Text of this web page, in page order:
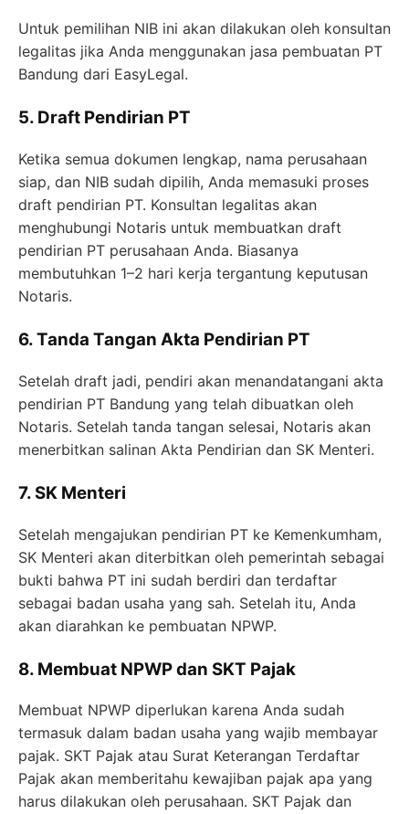
Untuk pemilihan NIB ini akan dilakukan oleh konsultan
legalitas jika Anda menggunakan jasa pembuatan PT
Bandung dari EasyLegal.
5. Draft Pendirian PT
Ketika semua dokumen lengkap, nama perusahaan
siap, dan NIB sudah dipilih, Anda memasuki proses
draft pendirian PT. Konsultan legalitas akan
menghubungi Notaris untuk membuatkan draft
pendirian PT perusahaan Anda. Biasanya
membutuhkan 1–2 hari kerja tergantung keputusan
Notaris.
6. Tanda Tangan Akta Pendirian PT
Setelah draft jadi, pendiri akan menandatangani akta
pendirian PT Bandung yang telah dibuatkan oleh
Notaris. Setelah tanda tangan selesai, Notaris akan
menerbitkan salinan Akta Pendirian dan SK Menteri.
7. SK Menteri
Setelah mengajukan pendirian PT ke Kemenkumham,
SK Menteri akan diterbitkan oleh pemerintah sebagai
bukti bahwa PT ini sudah berdiri dan terdaftar
sebagai badan usaha yang sah. Setelah itu, Anda
akan diarahkan ke pembuatan NPWP.
8. Membuat NPWP dan SKT Pajak
Membuat NPWP diperlukan karena Anda sudah
termasuk dalam badan usaha yang wajib membayar
pajak. SKT Pajak atau Surat Keterangan Terdaftar
Pajak akan memberitahu kewajiban pajak apa yang
harus dilakukan oleh perusahaan. SKT Pajak dan